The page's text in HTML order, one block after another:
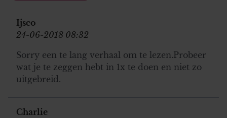
Ijsco
24-06-2018 08:32
Sorry een te lang verhaal om te lezen.Probeer
wat je te zeggen hebt in 1x te doen en niet zo
uitgebreid.
Charlie